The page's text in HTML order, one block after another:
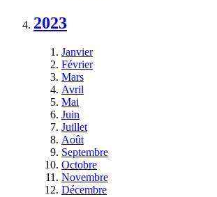
2023
Janvier
Février
Mars
Avril
Mai
Juin
Juillet
Août
Septembre
Octobre
Novembre
Décembre